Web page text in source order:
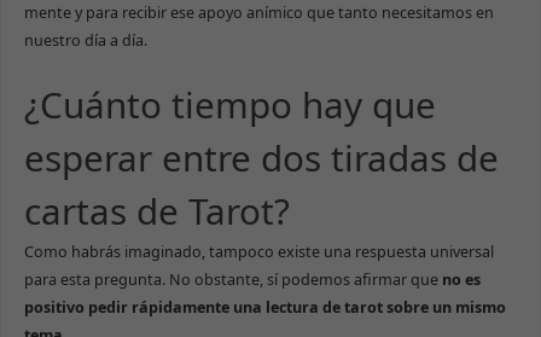
mente y para recibir ese apoyo anímico que tanto necesitamos en
nuestro día a día.
¿Cuánto tiempo hay que
esperar entre dos tiradas de
cartas de Tarot?
Como habrás imaginado, tampoco existe una respuesta universal
para esta pregunta. No obstante, sí podemos afirmar que no es
positivo pedir rápidamente una lectura de tarot sobre un mismo